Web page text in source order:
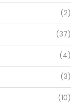
(2)
(37)
(4)
(3)
(10)